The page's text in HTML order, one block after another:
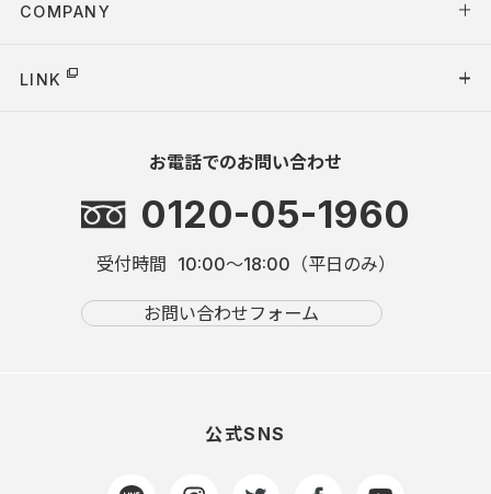
COMPANY
LINK
お電話でのお問い合わせ
0120-05-1960
受付時間 10:00～18:00（平日のみ）
お問い合わせフォーム
公式SNS